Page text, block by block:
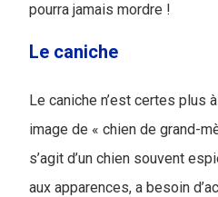
pourra jamais mordre !
Le caniche
Le caniche n’est certes plus
image de « chien de grand-
s’agit d’un chien souvent
aux apparences, a besoin